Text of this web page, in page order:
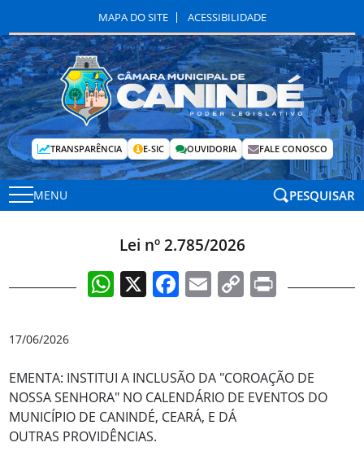
MAPA DO SITE ACESSIBILIDADE
TRANSPARÊNCIA E-SIC OUVIDORIA FALE CONOSCO
MENU PESQUISAR
Lei nº 2.785/2026
WhatsApp
X Facebook
EmailCopyPrint
17/06/2026
EMENTA: INSTITUI A INCLUSÃO DA "COROAÇÃO DE
NOSSA SENHORA" NO CALENDÁRIO DE EVENTOS DO
MUNICÍPIO DE CANINDÉ, CEARÁ, E DÁ
OUTRAS PROVIDÊNCIAS.